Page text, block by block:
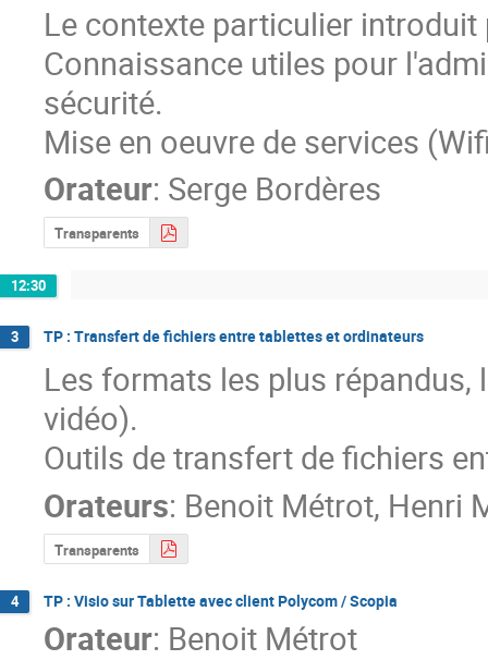
Le contexte particulier introduit
Connaissance utiles pour
sécurité.
Mise en oeuvre de services
Orateur: Serge Bordères
Transparents
12:30
3 TP : Transfert de fichiers entre tablettes et ordinateurs
Les formats les plus
vidéo).
Outils de transfert de fichiers
Orateurs: Benoit Métrot, Henri
Transparents
4 TP : Visio sur Tablette avec client Polycom / Scopia
Orateur: Benoit Métrot